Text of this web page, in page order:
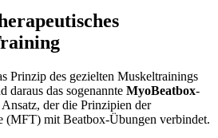
Prinzip des gezielten Muskeltrainings
daraus das sogenannte MyoBeatbox-
der die Prinzipien der
(MFT) mit Beatbox-Übungen verbindet.